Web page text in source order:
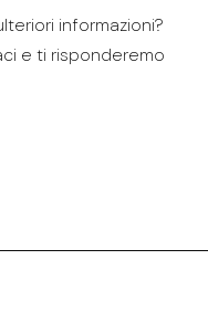
informazioni?
e ti risponderemo